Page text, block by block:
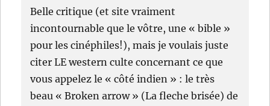
Belle critique (et site vraiment
incontournable que le vôtre, une « bible »
pour les cinéphiles!), mais je voulais juste
citer LE western culte concernant ce que
vous appelez le « côté indien » : le très
beau « Broken arrow » (La fleche brisée) de